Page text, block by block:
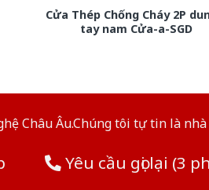
Cửa Thép Chống Cháy 2P
tay nam Cửa-a-SGD
Châu Âu.Chúng tôi tự tin là
Yêu cầu gọi lại (3